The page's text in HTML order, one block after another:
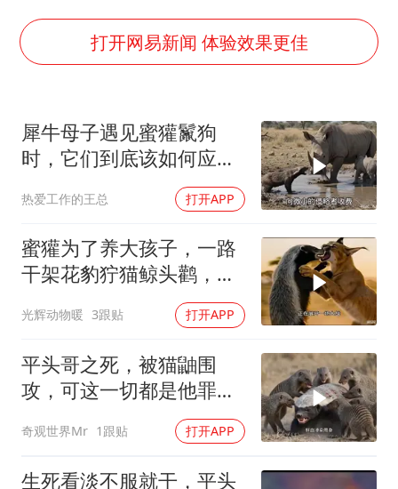
中央气象台发布台风黄色预警
对话重庆地铁吐血女孩
奋进开新局 实干挑大梁
打开网易新闻 体验效果更佳
犀牛母子遇见蜜獾鬣狗
时，它们到底该如何应
热爱工作的王总 打开APP
蜜獾为了养大孩子，一路
干架花豹狞猫鲸头鹳，养
光辉动物暖 3跟贴 打开APP
平头哥之死，被猫鼬围
攻，可这一切都是他罪有
奇观世界Mr 1跟贴 打开APP
生死看淡不服就干，平头